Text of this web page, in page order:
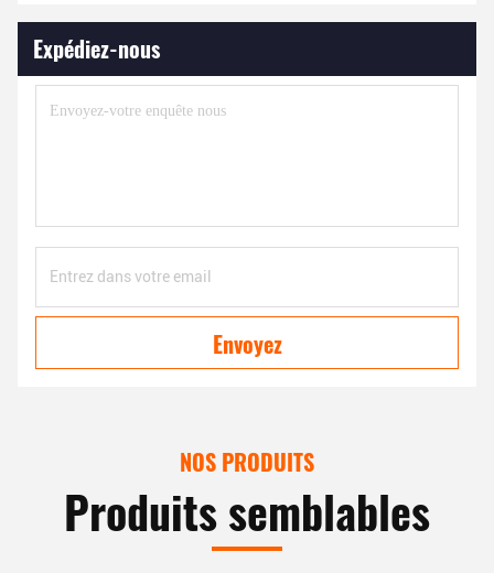
Expédiez-nous
Envoyez
NOS PRODUITS
Produits semblables